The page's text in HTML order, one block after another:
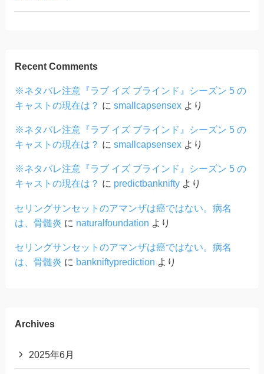
Recent Comments
※ネタバレ注意『ラブ イズ ブラインド』シーズン 5 の
キャストの現在は？ に smallcapsensexより
※ネタバレ注意『ラブ イズ ブラインド』シーズン 5 の
キャストの現在は？ に smallcapsensexより
※ネタバレ注意『ラブ イズ ブラインド』シーズン 5 の
キャストの現在は？ に predictbankniftyより
セリングサンセットのアマンザは癌ではない。病名
は、骨髄炎 に naturalfoundation より
セリングサンセットのアマンザは癌ではない。病名
は、骨髄炎 に bankniftyprediction より
Archives
2025年6月